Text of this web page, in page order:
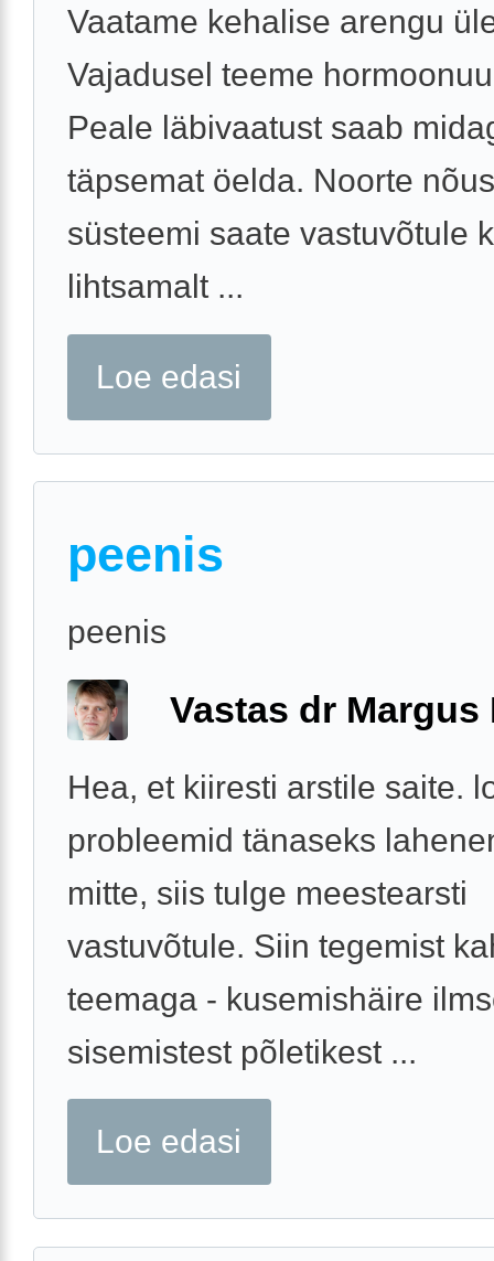
Vaatame kehalise arengu
Vajadusel teeme
Peale läbivaatust saab
täpsemat öelda. Noorte
süsteemi saate vastuvõtule
lihtsamalt ...
Loe edasi
peenis
peenis
Vastas dr Margus
Hea, et kiiresti arstile saite.
probleemid tänaseks
mitte, siis tulge meestearsti
vastuvõtule. Siin tegemist
teemaga - kusemishäire
sisemistest põletikest ...
Loe edasi